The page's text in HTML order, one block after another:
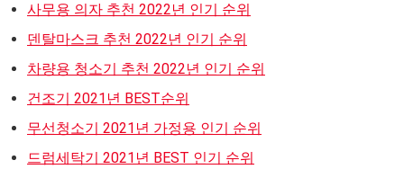
사무용 의자 추천 2022년 인기 순위
덴탈마스크 추천 2022년 인기 순위
차량용 청소기 추천 2022년 인기 순위
건조기 2021년 BEST순위
무선청소기 2021년 가정용 인기 순위
드럼세탁기 2021년 BEST 인기 순위